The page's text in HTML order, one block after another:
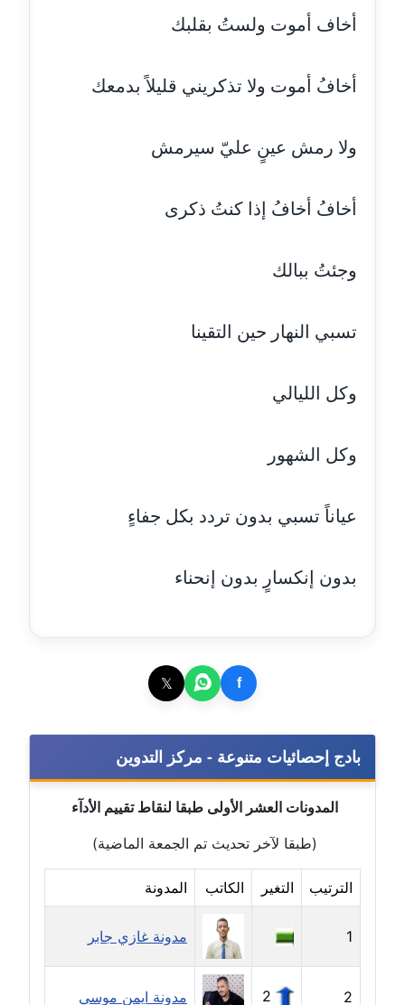
عاملة
عاملة
عاملة
مدونة ريهام الخميسي
عاملة
مدونة زينات مطاوع
عاملة
مدونة زينب ابو الفضل
مدونة زينب حمدي
عاملة
مدونة سارة سعيد
عاملة
مدونة سالي علاء الدين
عاملة
عاملة
مدونة سامح طلعت
أخاف أموت ولستُ بقلبك
أخافُ أموت ولا تذكريني قليلاً بدمعك
ولا رمش عينٍ عليّ سيرمش
أخافُ أخافُ إذا كنتُ ذكرى
وجئتُ ببالك
تسبي النهار حين التقينا
وكل الليالي
وكل الشهور
عياناً تسبي بدون تردد بكل جفاءٍ
بدون إنكسارٍ بدون إنحناء
f
𝕏
بادج إحصائيات متنوعة - مركز التدوين
المدونات العشر الأولى طبقا لنقاط تقييم الأدآء
(طبقا لآخر تحديث تم الجمعة الماضية)
الترتيب التغير الكاتب المدونة
1 مدونة غازي جابر
2
2 مدونة ايمن موسي